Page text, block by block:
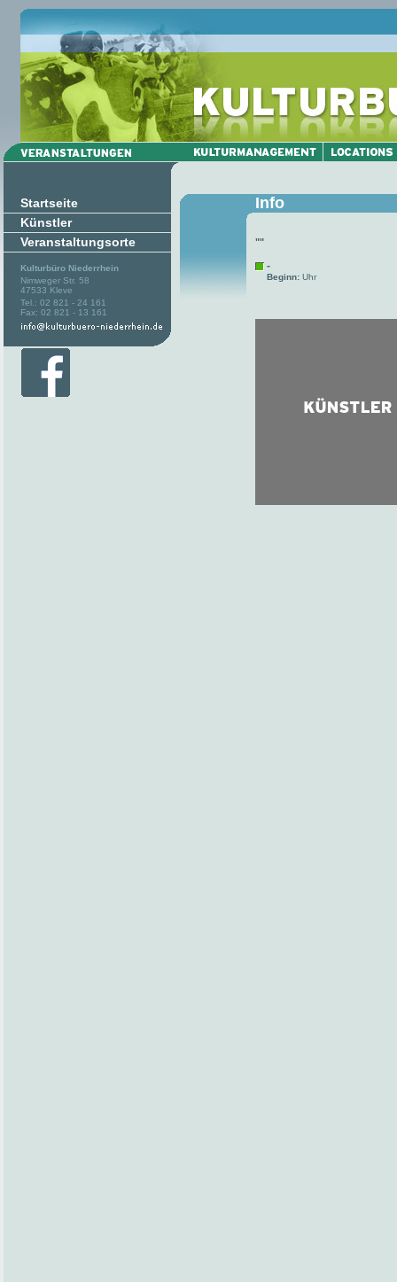
Startseite
Künstler
Veranstaltungsorte
Kulturbüro Niederrhein
Nimweger Str. 58
47533 Kleve
Tel.: 02 821 - 24 161
Fax: 02 821 - 13 161
Info
""
-
Beginn: Uhr